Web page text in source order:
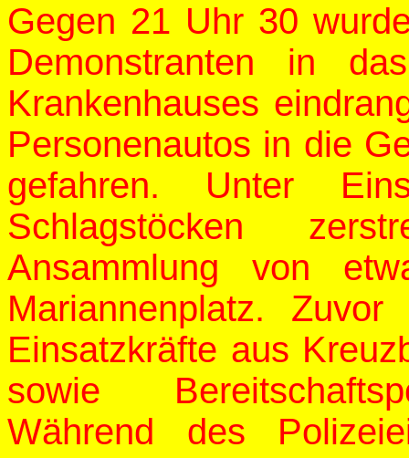
Gegen 21 Uhr 30
Demonstranten in
Krankenhauses
Personenautos in die
gefahren. Unter
Schlagstöcken
Ansammlung von
Mariannenplatz.
Einsatzkräfte aus
sowie
Während des